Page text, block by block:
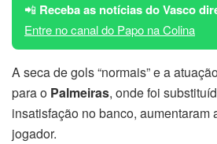
📲 Receba as notícias do Vasco
Entre no canal do Papo na Colina
A seca de gols “normais” e a
para o Palmeiras, onde foi
insatisfação no banco, aumentaram
jogador.